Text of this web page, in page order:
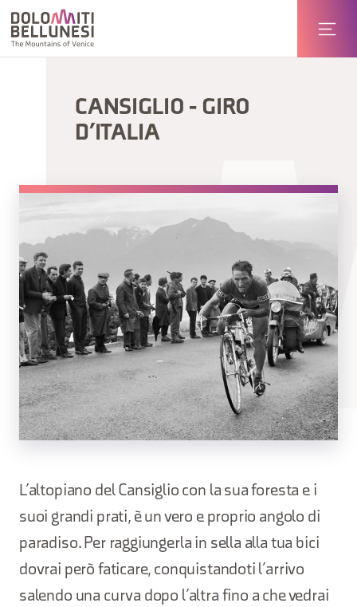
CANSIGLIO - GIRO
D’ITALIA
L’altopiano del Cansiglio con la sua foresta e i
suoi grandi prati, è un vero e proprio angolo di
paradiso. Per raggiungerla in sella alla tua bici
dovrai però faticare, conquistandoti l’arrivo
salendo una curva dopo l’altra fino a che vedrai